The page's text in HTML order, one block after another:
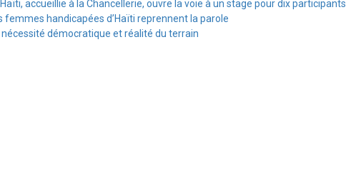
accueillie à la Chancellerie, ouvre la voie à un stage pour dix participants
femmes handicapées d’Haïti reprennent la parole
démocratique et réalité du terrain